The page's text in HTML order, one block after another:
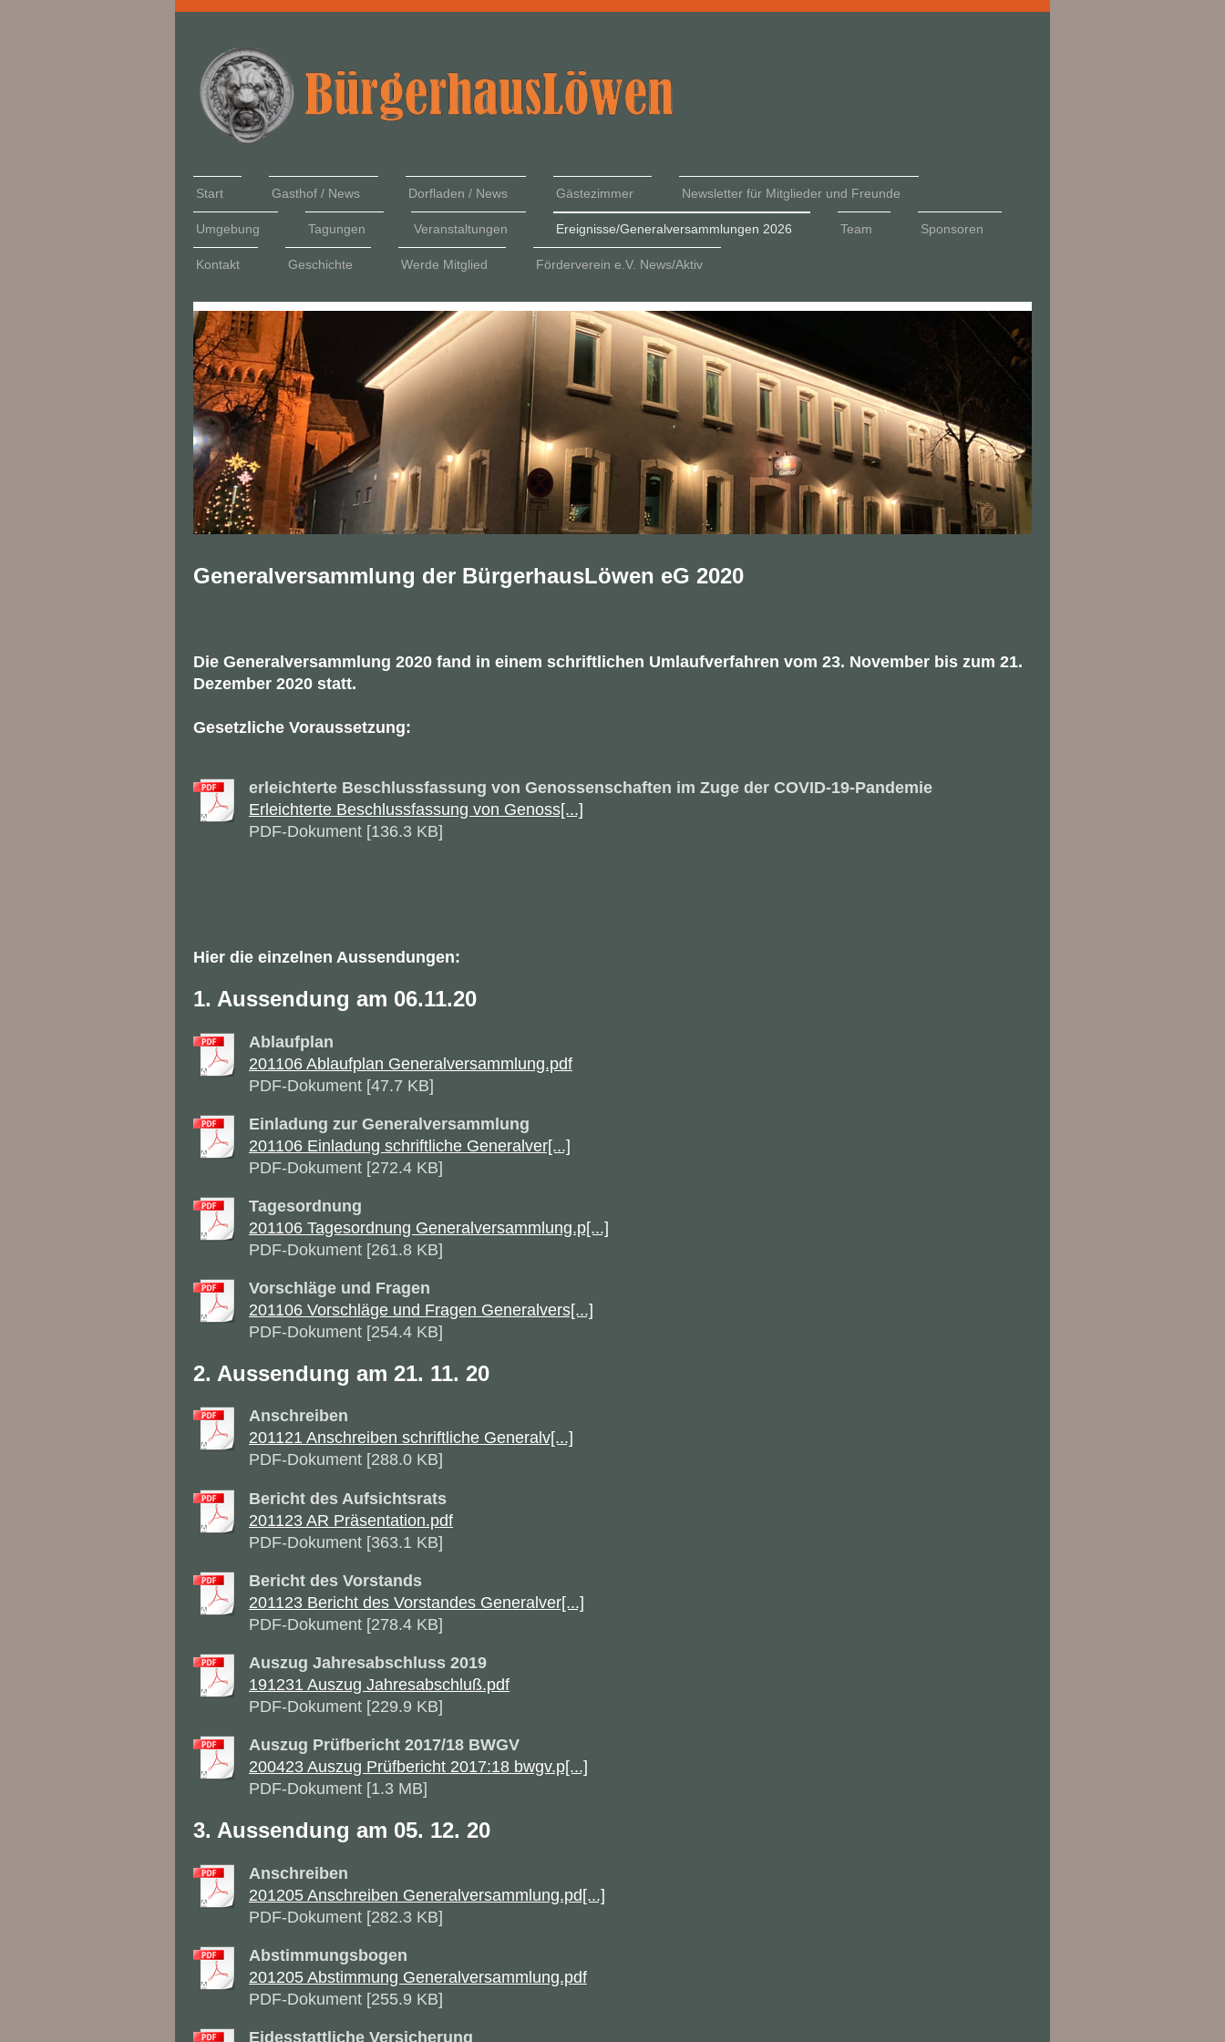
Start Gasthof / News Dorfladen / News Gästezimmer Newsletter für Mitglieder und Freunde
Umgebung Tagungen Veranstaltungen Ereignisse/Generalversammlungen 2026 Team Sponsoren
Kontakt Geschichte Werde Mitglied Förderverein e.V. News/Aktiv
Generalversammlung der BürgerhausLöwen eG 2020
Die Generalversammlung 2020 fand in einem schriftlichen Umlaufverfahren vom 23. November bis zum 21.
Dezember 2020 statt.
Gesetzliche Voraussetzung:
erleichterte Beschlussfassung von Genossenschaften im Zuge der COVID-19-Pandemie
Erleichterte Beschlussfassung von Genoss[...]
PDF-Dokument [136.3 KB]
Hier die einzelnen Aussendungen:
1. Aussendung am 06.11.20
Ablaufplan
201106 Ablaufplan Generalversammlung.pdf
PDF-Dokument [47.7 KB]
Einladung zur Generalversammlung
201106 Einladung schriftliche Generalver[...]
PDF-Dokument [272.4 KB]
Tagesordnung
201106 Tagesordnung Generalversammlung.p[...]
PDF-Dokument [261.8 KB]
Vorschläge und Fragen
201106 Vorschläge und Fragen Generalvers[...]
PDF-Dokument [254.4 KB]
2. Aussendung am 21. 11. 20
Anschreiben
201121 Anschreiben schriftliche Generalv[...]
PDF-Dokument [288.0 KB]
Bericht des Aufsichtsrats
201123 AR Präsentation.pdf
PDF-Dokument [363.1 KB]
Bericht des Vorstands
201123 Bericht des Vorstandes Generalver[...]
PDF-Dokument [278.4 KB]
Auszug Jahresabschluss 2019
191231 Auszug Jahresabschluß.pdf
PDF-Dokument [229.9 KB]
Auszug Prüfbericht 2017/18 BWGV
200423 Auszug Prüfbericht 2017:18 bwgv.p[...]
PDF-Dokument [1.3 MB]
3. Aussendung am 05. 12. 20
Anschreiben
201205 Anschreiben Generalversammlung.pd[...]
PDF-Dokument [282.3 KB]
Abstimmungsbogen
201205 Abstimmung Generalversammlung.pdf
PDF-Dokument [255.9 KB]
Eidesstattliche Versicherung